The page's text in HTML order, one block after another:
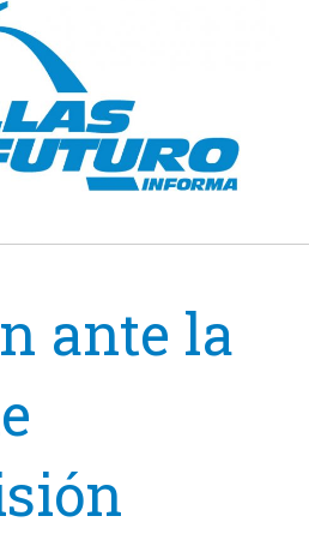
ante la